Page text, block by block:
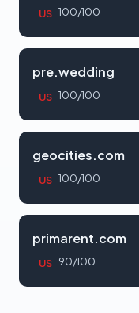
US 100/100
pre.wedding
US 100/100
geocities.com
US 100/100
primarent.com
US 90/100